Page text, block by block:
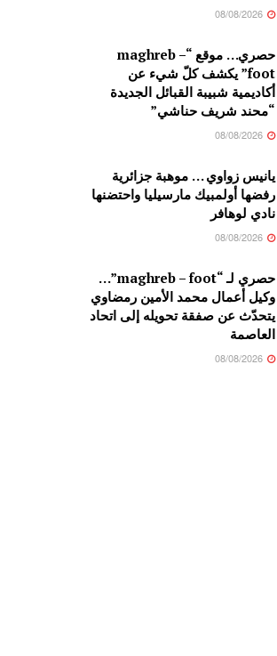
حصري… موقع “maghreb –
foot” يكشف كلّ شيء عن
أكاديمية شبيبة القبائل الجديدة
“محند شريف حناشي”
يانيس زواوي … موهبة جزائرية
رفضها أولمبيك مارسيليا واحتضنها
نادي لوهافر
حصري لـ “maghreb – foot”…
وكيل أعمال محمد الأمين رمضاوي
يتحدّث عن صفقة تحويله إلى اتحاد
العاصمة